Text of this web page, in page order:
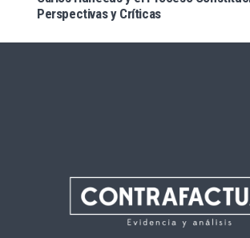
Perspectivas y Críticas